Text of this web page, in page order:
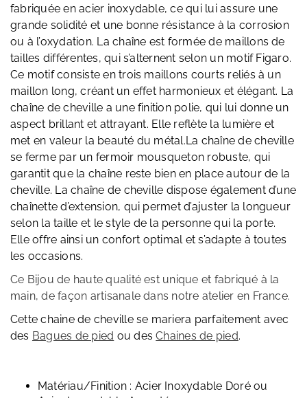
fabriquée en acier inoxydable, ce qui lui assure une
grande solidité et une bonne résistance à la corrosion
ou à l’oxydation. La chaîne est formée de maillons de
tailles différentes, qui s’alternent selon un motif Figaro.
Ce motif consiste en trois maillons courts reliés à un
maillon long, créant un effet harmonieux et élégant. La
chaîne de cheville a une finition polie, qui lui donne un
aspect brillant et attrayant. Elle reflète la lumière et
met en valeur la beauté du métal.La chaîne de cheville
se ferme par un fermoir mousqueton robuste, qui
garantit que la chaîne reste bien en place autour de la
cheville. La chaîne de cheville dispose également d’une
chaînette d’extension, qui permet d’ajuster la longueur
selon la taille et le style de la personne qui la porte.
Elle offre ainsi un confort optimal et s’adapte à toutes
les occasions.
Ce Bijou de haute qualité est unique et fabriqué à la
main, de façon artisanale dans notre atelier en France.
Cette chaine de cheville se mariera parfaitement avec
des Bagues de pied ou desChaines de pied.
Matériau/Finition : Acier Inoxydable Doré ou